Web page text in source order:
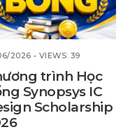
2026 • VIEWS: 39
trình Học
Synopsys IC
Scholarship